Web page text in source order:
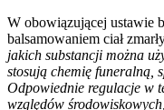
W obowiązującej ustawie
balsamowaniem ciał
jakich substancji można
stosują chemię funeralną,
Odpowiednie regulacje w
względów